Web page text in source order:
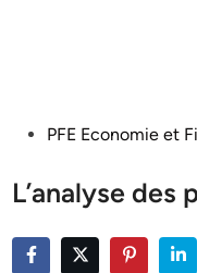
PostedPFE Economie et
L’analyse